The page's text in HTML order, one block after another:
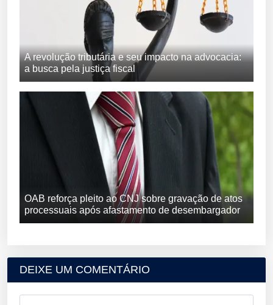
A revolução tributária e seu impacto na advocacia:
a busca pela justiça fiscal
OAB reforça pleito ao CNJ sobre gravação de atos
processuais após afastamento de desembargador
DEIXE UM COMENTÁRIO